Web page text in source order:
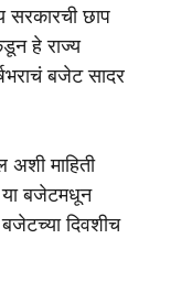
सरकारची छाप
हे राज्य
बजेट सादर
माहिती
या बजेटमधून
दिवशीच